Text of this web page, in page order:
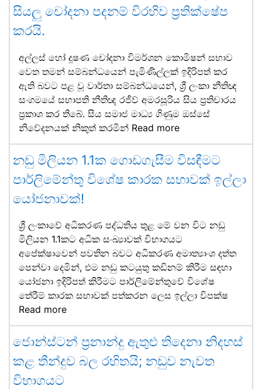
සියලු චෝදනා පදනම් විරහිව ප්‍රතික්ෂේප
කරයි.
අල්ලස් හෝ දූෂණ චෝදනා විමර්ශන කොමිෂන් සභාව
වෙත තමන් සම්බන්ධයෙන් පැමිණිල්ලක් ඉදිරිපත් කර
ඇති බවට පළ වූ වාර්තා සම්බන්ධයෙන්, ශ්‍රී ලංකා නීතිඥ
සංගමයේ සභාපති නීතිඥ රජීව් අමරසූරිය සිය ප්‍රතිචාරය
ප්‍රකාශ කර තිබේ. සිය සමාජ මාධ්‍ය ගිණුම ඔස්සේ
නිවේදනයක් නිකුත් කරමින් Read more
නඩු මිලියන 1.1ක ගොඩගැසීම විසඳීමට
පාර්ලිමේන්තු විශේෂ කාරක සභාවක් ඉල්ලා
යෝජනාවක්!
ශ්‍රී ලංකාවේ අධිකරණ පද්ධතිය තුළ මේ වන විට නඩු
මිලියන 1.1කට අධික සංඛ්‍යාවක් විභාගයට
අපේක්ෂාවෙන් පවතින බවට අධිකරණ අමාත්‍යාංශ දත්ත
පෙන්වා දෙමින්, එම නඩු කටයුතු කඩිනම් කිරීම සඳහා
යෝජනා ඉදිරිපත් කිරීමට පාර්ලිමේන්තුවේ විශේෂ
තේරීම් කාරක සභාවක් පත්කරන ලෙස ඉල්ලා විපක්ෂ
Read more
ජොන්ස්ටන් ප්‍රනාන්දු ඇතුළු තිදෙනා නිදහස්
කළ තීන්දුව බල රහිතයි; නඩුව නැවත
විභාගයට